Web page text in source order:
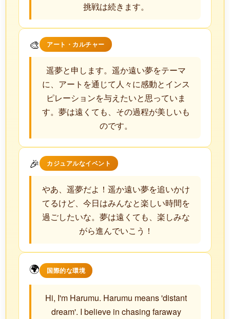
挑戦は続きます。
🎨 アート・カルチャー
遥夢と申します。遥か遠い夢をテーマ
に、アートを通じて人々に感動とインス
ピレーションを与えたいと思っていま
す。夢は遠くても、その過程が美しいも
のです。
🎉 カジュアルなイベント
やあ、遥夢だよ！遥か遠い夢を追いかけ
てるけど、今日はみんなと楽しい時間を
過ごしたいな。夢は遠くても、楽しみな
がら進んでいこう！
🌍 国際的な環境
Hi, I'm Harumu. Harumu means 'distant
dream'. I believe in chasing faraway